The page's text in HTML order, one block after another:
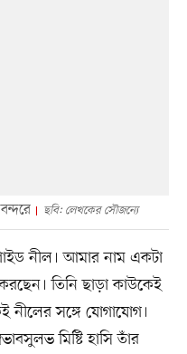
ছবি: লেখকের সৌজন্যে
গাইড নীল। আমার নাম একটা
তিনি ছাড়া কাউকেই
নীলের সঙ্গে যোগাযোগ।
মিষ্টি হাসি তাঁর